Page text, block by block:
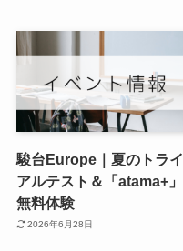
駿台Europe｜夏のトライ
アルテスト＆「atama+」
無料体験
2026年6月28日